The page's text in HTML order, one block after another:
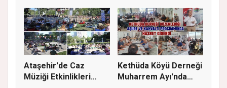
Ataşehir'de Caz
Müziği Etkinlikleri
Kethüda Köyü Derneği
Muharrem Ayı'nda